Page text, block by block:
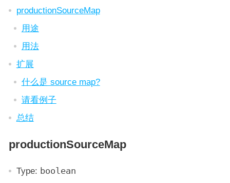
productionSourceMap
用途
用法
扩展
什么是 source map?
请看例子
总结
productionSourceMap
Type: boolean